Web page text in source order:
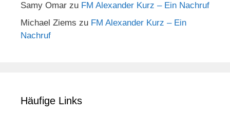
Samy Omar zu FM Alexander Kurz – Ein Nachruf
Michael Ziems zu FM Alexander Kurz – Ein
Nachruf
Häufige Links